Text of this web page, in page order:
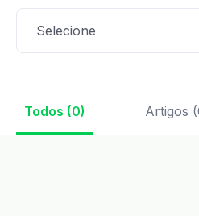
Selecione
Todos (0) Artigos